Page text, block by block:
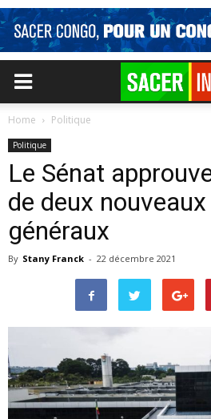
Home Politique
Politique
Le Sénat
de deux
généraux
By Stany Franck - 22 décembre 2021